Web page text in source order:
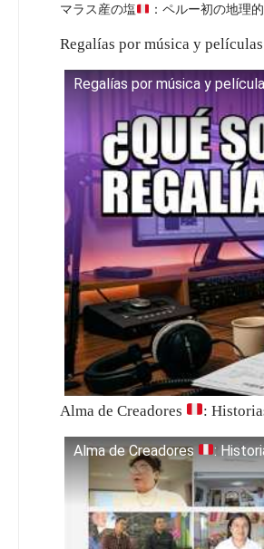
マラス産の塩
：ペルー初の地理
Regalías por música y
Regalías por música y
Alma de Creadores :
Alma de Creadores :